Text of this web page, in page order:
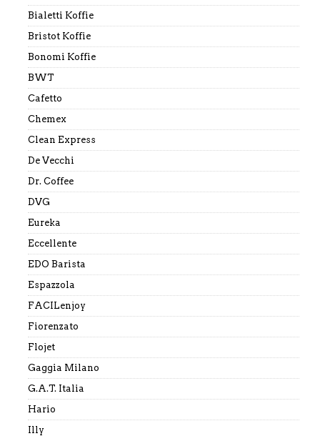
Bialetti Koffie
Bristot Koffie
Bonomi Koffie
BWT
Cafetto
Chemex
Clean Express
De Vecchi
Dr. Coffee
DVG
Eureka
Eccellente
EDO Barista
Espazzola
FACILenjoy
Fiorenzato
Flojet
Gaggia Milano
G.A.T. Italia
Hario
Illy